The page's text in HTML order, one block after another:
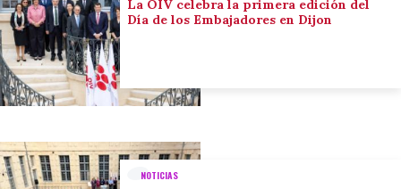
La OIV celebra la primera edición del
Día de los Embajadores en Dijon
NOTICIAS